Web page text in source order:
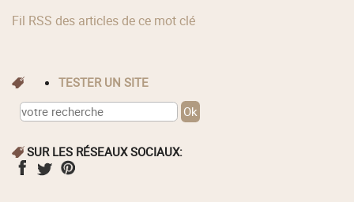
Fil RSS des articles de ce mot clé
TESTER UN SITE
SUR LES RÉSEAUX SOCIAUX: